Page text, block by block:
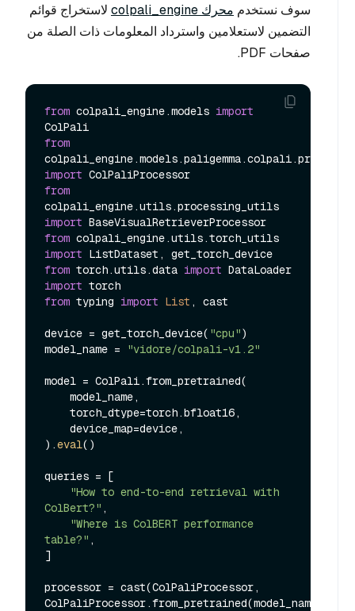
سوف نستخدم محرك colpali_engine
لاستخراج قوائم
التضمين لاستعلامين واسترداد المعلومات ذات الصلة من
صفحات PDF.
from colpali_engine.models import
from
import
from
import
from
import
from torch.utils.data import
import
from typing import List , cast
device = get_torch_device( "cpu")
model_name =
"vidore/colpali-v1.2"
model = ColPali.from_pretrained(
).eval()
queries = [
"How to end-to-end retrieval with
ColBert?" ,
"Where is ColBERT performance
table?" ,
]
processor = cast(ColPaliProcessor,
ColPaliProcessor.from_pretrained(model_name))